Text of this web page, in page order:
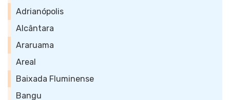
Adrianópolis
Alcântara
Araruama
Areal
Baixada Fluminense
Bangu